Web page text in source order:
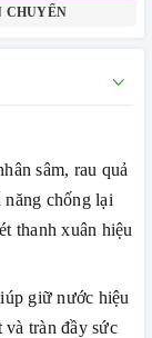
CHUYỂN
sâm, rau quả
chống lại
thanh xuân hiệu
giữ nước hiệu
và tràn đầy sức